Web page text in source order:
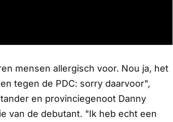
mensen allergisch voor. Nou ja, het
tegen de PDC: sorry daarvoor",
en provinciegenoot Danny
van de debutant. "Ik heb echt een